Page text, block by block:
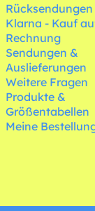
Rücksendungen
Klarna - Kauf
Rechnung
Sendungen &
Auslieferungen
Weitere Fragen
Produkte &
Größentabellen
Meine